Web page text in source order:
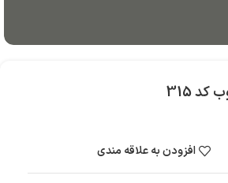
315
افزودن به علاقه مندی